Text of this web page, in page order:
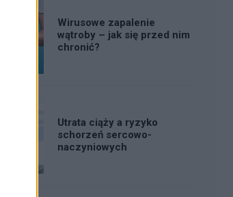
Wirusowe zapalenie
wątroby – jak się przed nim
chronić?
Utrata ciąży a ryzyko
schorzeń sercowo-
naczyniowych